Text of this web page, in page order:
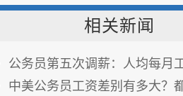
相关新闻
公务员第五次调薪：人均每月工资大约
中美公务员工资差别有多大？都是等级制高